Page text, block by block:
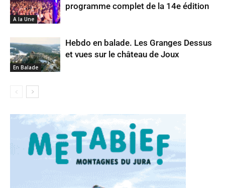
A la Une
programme complet de la 14e édition
En Balade
Hebdo en balade. Les Granges Dessus
et vues sur le château de Joux